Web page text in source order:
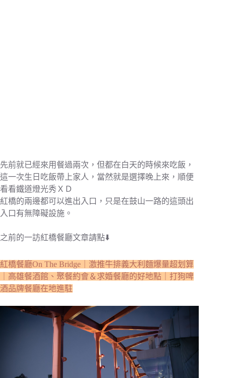
先前就已經來用餐過兩次，但都在白天的時候來吃飯，
這一次生日吃飯帶上家人，當然就是選擇晚上來，順便
看看鐵道燈光秀ＸＤ
紅橋的兩邊都可以進出入口，只是在鼓山一路的這頭出
入口有無障礙設施。
之前的一訪紅橋餐廳文章請點⬇️
紅橋餐廳On The Bridge｜激推牛排義大利麵爆量超划算
｜高雄餐酒館、聚餐約會＆求婚餐廳的好地點｜打狗啤
酒品牌餐廳在地進駐